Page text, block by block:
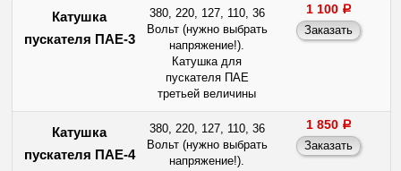
Катушка
пускателя ПАЕ-3
380, 220, 127, 110, 36
Вольт (нужно выбрать
напряжение!).
Катушка для
пускателя ПАЕ
третьей величины
1 100 a
Катушка
пускателя ПАЕ-4
380, 220, 127, 110, 36
Вольт (нужно выбрать
напряжение!).
1 850 a